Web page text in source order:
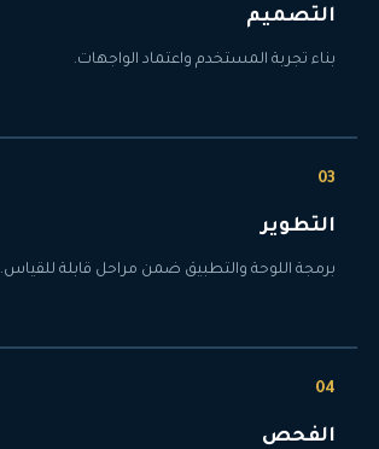
التصميم
بناء تجربة المستخدم واعتماد الواجهات.
التطوير
برمجة اللوحة والتطبيق ضمن مراحل قابلة للقياس.
الفحص